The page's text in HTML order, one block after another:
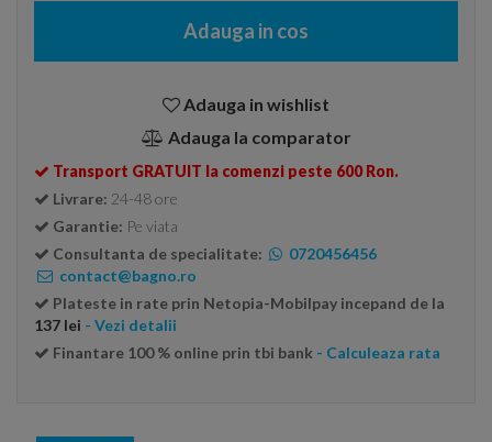
Adauga in cos
Adauga in wishlist
Adauga la comparator
Transport GRATUIT la comenzi peste 600 Ron.
Livrare: 24-48 ore
Garantie: Pe viata
Consultanta de specialitate:
0720456456
contact@bagno.ro
Plateste in rate prin Netopia-Mobilpay incepand de la
137 lei - Vezi detalii
Finantare 100 % online prin tbi bank - Calculeaza rata